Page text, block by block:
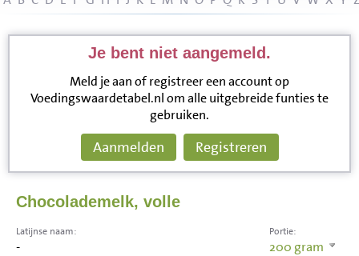
Je bent niet aangemeld.
Meld je aan of registreer een account op
Voedingswaardetabel.nl om alle uitgebreide funties te
gebruiken.
Aanmelden Registreren
Chocolademelk, volle
Portie:
200 gram
Latijnse naam:
-